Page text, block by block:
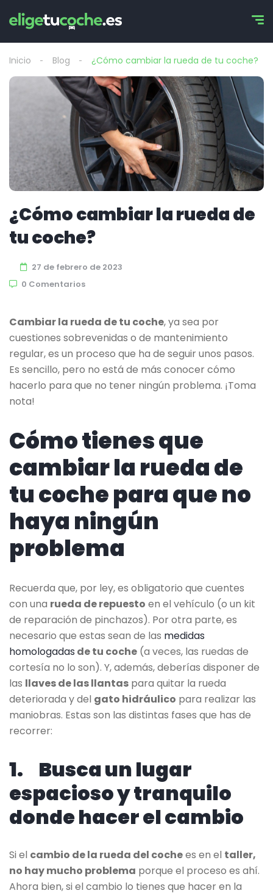
Inicio Blog ¿Cómo cambiar la rueda de tu coche?
¿Cómo cambiar la rueda de
tu coche?
27 de febrero de 2023
0 Comentarios
Cambiar la rueda de tu coche, ya sea por
cuestiones sobrevenidas o de mantenimiento
regular, es un proceso que ha de seguir unos pasos.
Es sencillo, pero no está de más conocer cómo
hacerlo para que no tener ningún problema. ¡Toma
nota!
Cómo tienes que
cambiar la rueda de
tu coche para que no
haya ningún
problema
Recuerda que, por ley, es obligatorio que cuentes
con una rueda de repuesto en el vehículo (o un kit
de reparación de pinchazos). Por otra parte, es
necesario que estas sean de las medidas
homologadas de tu coche (a veces, las ruedas de
cortesía no lo son). Y, además, deberías disponer de
las llaves de las llantas para quitar la rueda
deteriorada y del gato hidráulico para realizar las
maniobras. Estas son las distintas fases que has de
recorrer:
1. Busca un lugar
espacioso y tranquilo
donde hacer el cambio
Si el cambio de la rueda del cochees en el taller,
no hay mucho problema porque el proceso es ahí.
Ahora bien, si el cambio lo tienes que hacer en la